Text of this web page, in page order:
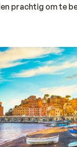
prachtig om te
eiland Elba te
aan, omdat
ligt.
en het is
de veerboot. We